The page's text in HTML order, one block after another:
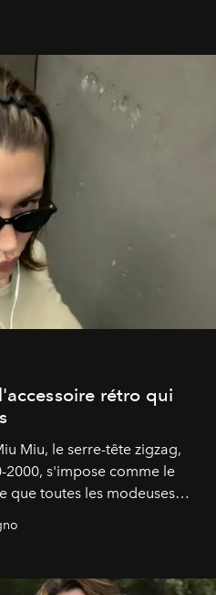
rétro qui
Miu, le serre-tête zigzag,
2000, s'impose comme le
que toutes les modeuses